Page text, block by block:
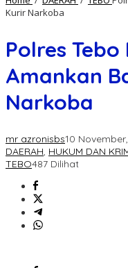
Kurir Narkoba
Polres Tebo
Amankan
Narkoba
mr azronisbs10
DAERAH, HUKUM DAN
TEBO487 Dilihat